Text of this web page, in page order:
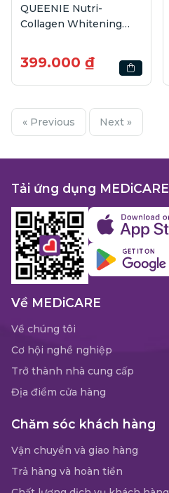
QUEENIE Nutri-
Collagen Whitening
399.000 ₫
« Previous Next »
Tải ứng dụng MEDiCARE
Về MEDiCARE
Về chúng tôi
Cơ hội nghề nghiệp
Trở thành nhà cung cấp
Địa điểm cửa hàng
Chăm sóc khách hàng
Vận chuyển và giao hàng
Trả hàng và hoàn tiền